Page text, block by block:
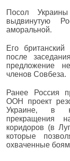
Посол
выдвинутую
аморальной.
Его
после
предложение
членов Совбеза.
Ранее Россия
ООН проект
Украине, в
прекращения
коридоров (в
которые
охваченные